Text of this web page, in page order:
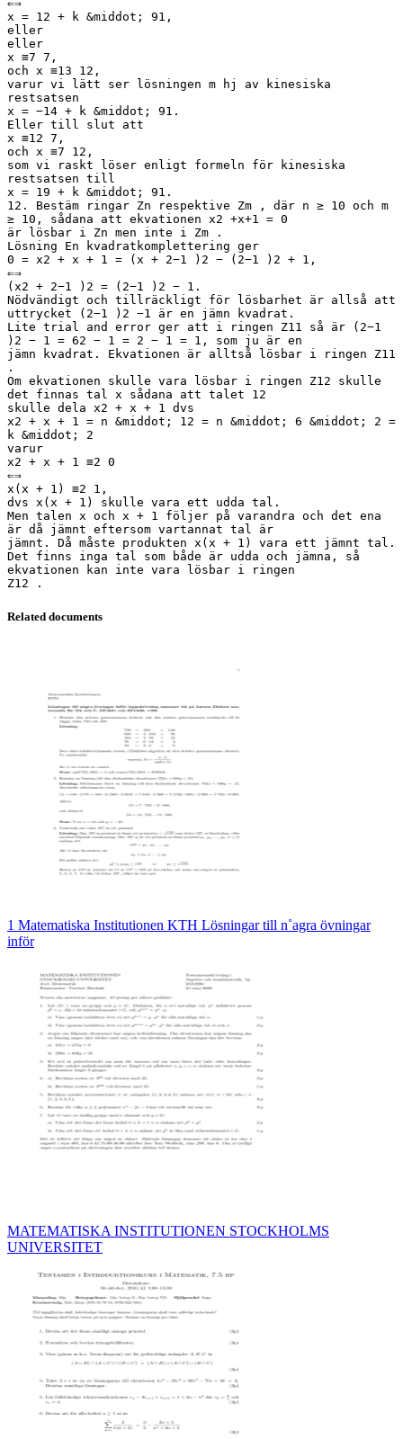
⇐⇒
x = 12 + k &middot; 91,
eller
eller
x ≡7 7,
och x ≡13 12,
varur vi lätt ser lösningen m hj av kinesiska
restsatsen
x = −14 + k &middot; 91.
Eller till slut att
x ≡12 7,
och x ≡7 12,
som vi raskt löser enligt formeln för kinesiska
restsatsen till
x = 19 + k &middot; 91.
12. Bestäm ringar Zn respektive Zm , där n ≥ 10 och m
≥ 10, sådana att ekvationen x2 +x+1 = 0
är lösbar i Zn men inte i Zm .
Lösning En kvadratkomplettering ger
0 = x2 + x + 1 = (x + 2−1 )2 − (2−1 )2 + 1,
⇐⇒
(x2 + 2−1 )2 = (2−1 )2 − 1.
Nödvändigt och tillräckligt för lösbarhet är allså att
uttrycket (2−1 )2 −1 är en jämn kvadrat.
Lite trial and error ger att i ringen Z11 så är (2−1
)2 − 1 = 62 − 1 = 2 − 1 = 1, som ju är en
jämn kvadrat. Ekvationen är alltså lösbar i ringen Z11
.
Om ekvationen skulle vara lösbar i ringen Z12 skulle
det finnas tal x sådana att talet 12
skulle dela x2 + x + 1 dvs
x2 + x + 1 = n &middot; 12 = n &middot; 6 &middot; 2 =
k &middot; 2
varur
x2 + x + 1 ≡2 0
⇐⇒
x(x + 1) ≡2 1,
dvs x(x + 1) skulle vara ett udda tal.
Men talen x och x + 1 följer på varandra och det ena
är då jämnt eftersom vartannat tal är
jämnt. Då måste produkten x(x + 1) vara ett jämnt tal.
Det finns inga tal som både är udda och jämna, så
ekvationen kan inte vara lösbar i ringen
Related documents
1 Matematiska Institutionen KTH Lösningar till n˚agra övningar
inför
MATEMATISKA INSTITUTIONEN STOCKHOLMS
UNIVERSITET